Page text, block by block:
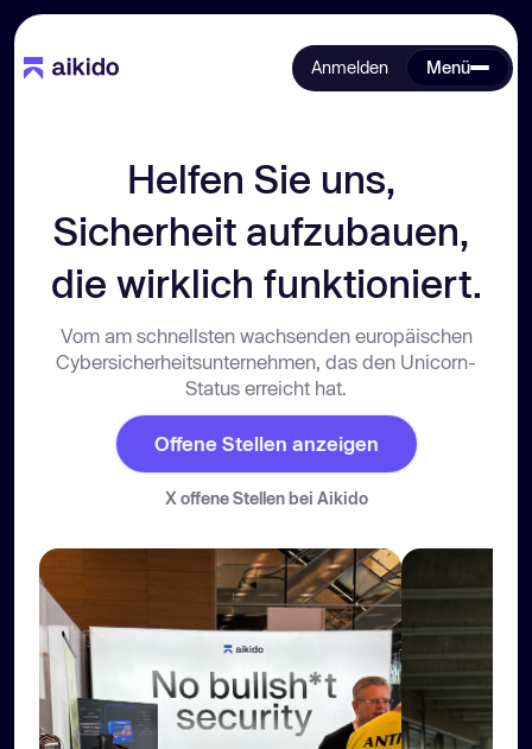
Anmelden Menü
Helfen Sie uns,
Sicherheit aufzubauen,
die wirklich funktioniert.
Vom am schnellsten wachsenden europäischen
Cybersicherheitsunternehmen, das den Unicorn-
Status erreicht hat.
Offene Stellen anzeigen
X offene Stellen bei Aikido